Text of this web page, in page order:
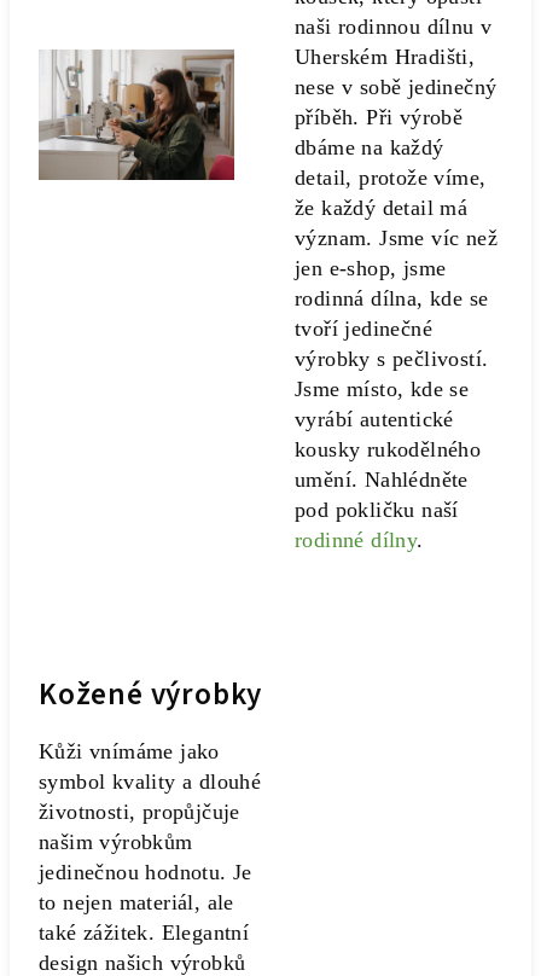
naši rodinnou dílnu v
Uherském Hradišti,
nese v sobě jedinečný
příběh. Při výrobě
dbáme na každý
detail, protože víme,
že každý detail má
význam. Jsme víc než
jen e-shop, jsme
rodinná dílna, kde se
tvoří jedinečné
výrobky s pečlivostí.
Jsme místo, kde se
vyrábí autentické
kousky rukodělného
umění. Nahlédněte
pod pokličku naší
rodinné dílny.
Kožené výrobky
Kůži vnímáme jako
symbol kvality a dlouhé
životnosti, propůjčuje
našim výrobkům
jedinečnou hodnotu. Je
to nejen materiál, ale
také zážitek. Elegantní
design našich výrobků